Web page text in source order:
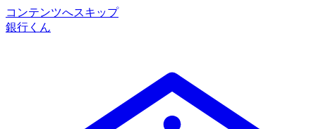
コンテンツへスキップ
銀行くん